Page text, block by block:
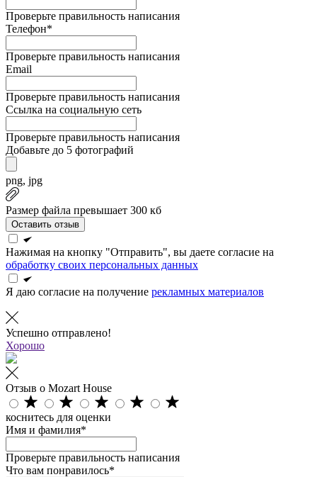
Проверьте правильность написания
Телефон*
Проверьте правильность написания
Email
Проверьте правильность написания
Ссылка на социальную сеть
Проверьте правильность написания
Добавьте до 5 фотографий
png, jpg
Размер файла превышает 300 кб
Оставить отзыв
Нажимая на кнопку "Отправить", вы даете согласие на
обработку своих персональных данных
Я даю согласие на получение рекламных материалов
Успешно отправлено!
Хорошо
Отзыв о Mozart House
коснитесь для оценки
Имя и фамилия*
Проверьте правильность написания
Что вам понравилось*